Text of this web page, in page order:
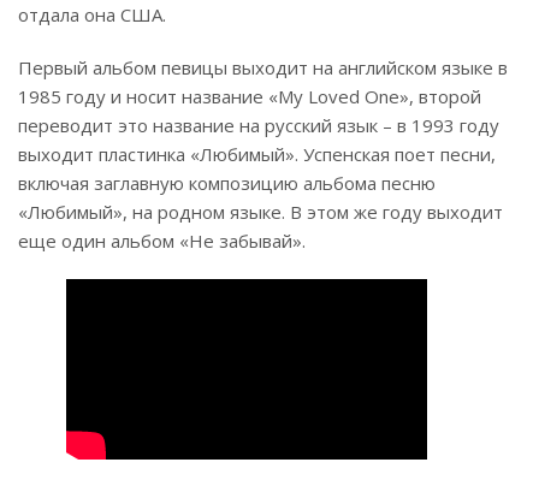
отдала она США.
Первый альбом певицы выходит на английском языке в
1985 году и носит название «My Loved One», второй
переводит это название на русский язык – в 1993 году
выходит пластинка «Любимый». Успенская поет песни,
включая заглавную композицию альбома песню
«Любимый», на родном языке. В этом же году выходит
еще один альбом «Не забывай».